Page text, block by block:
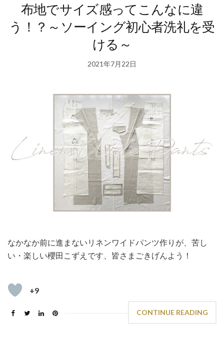
布地でサイズ感ってこんなに違
う！？～ソーイング初心者洗礼を受
ける～
2021年7月22日
なかなか前に進まないリネンワイドパンツ作りが、苦し
い・楽しい櫻田こずえです、皆さまごきげんよう！
+9
CONTINUE READING